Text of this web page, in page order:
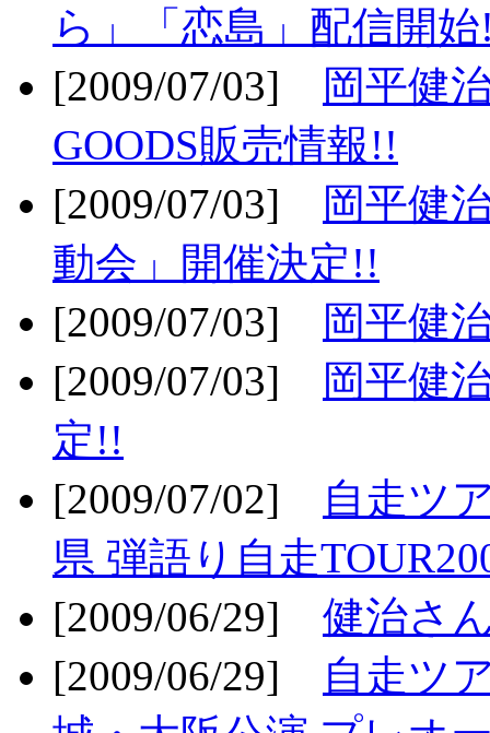
ら」「恋島」配信開
[2009/07/03]
岡平健
GOODS販売情報!!
[2009/07/03]
岡平健
動会」開催決定!!
[2009/07/03]
岡平健
[2009/07/03]
岡平健
定!!
[2009/07/02]
自走ツ
県 弾語り自走
[2009/06/29] 健治さ
[2009/06/29]
自走ツ